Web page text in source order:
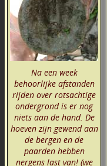
Na een week
behoorlijke afstanden
rijden over rotsachtige
ondergrond is er nog
niets aan de hand. De
hoeven zijn gewend aan
de bergen en de
paarden hebben
nergens last van! (we